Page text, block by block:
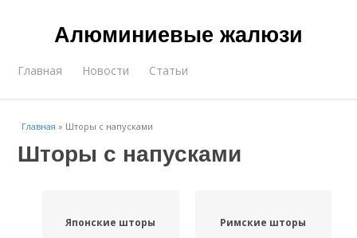
Алюминиевые жалюзи
Главная Новости Статьи
Главная » Шторы с напусками
Шторы с напусками
Японские шторы Римские шторы